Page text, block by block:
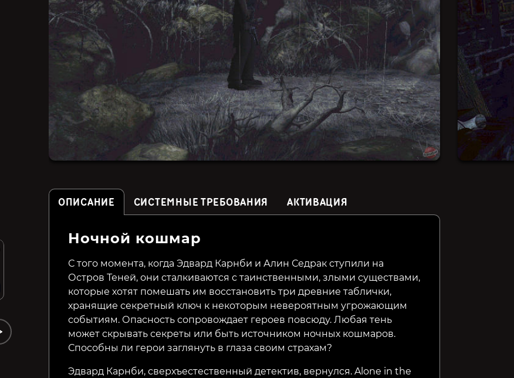
62%
Edge of Sanity
399₽ 60% 499₽ 54% 629₽
ОПИСАНИЕ СИСТЕМНЫЕ ТРЕБОВАНИЯ АКТИВАЦИЯ
Ночной кошмар
С того момента, когда Эдвард Карнби и Алин Седрак ступили на
Остров Теней, они сталкиваются с таинственными, злыми существами,
которые хотят помешать им восстановить три древние таблички,
хранящие секретный ключ к некоторым невероятным угрожающим
событиям. Опасность сопровождает героев повсюду. Любая тень
может скрывать секреты или быть источником ночных кошмаров.
Способны ли герои заглянуть в глаза своим страхам?
Эдвард Карнби, сверхъестественный детектив, вернулся. Alone in the